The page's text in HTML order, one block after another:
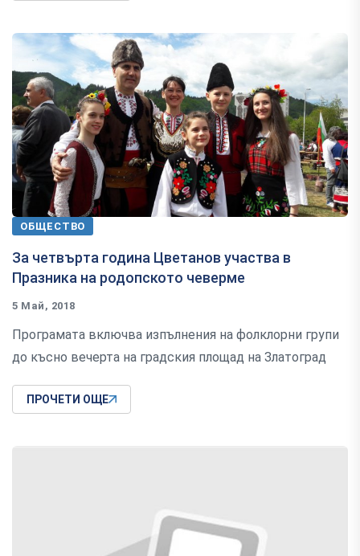
ОБЩЕСТВО
За четвърта година Цветанов участва в
Празника на родопското чеверме
5 Май, 2018
Програмата включва изпълнения на фолклорни групи
до късно вечерта на градския площад на Златоград
ПРОЧЕТИ ОЩЕ